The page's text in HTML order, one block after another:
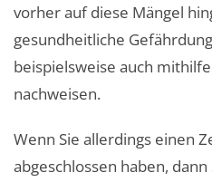
vorher auf diese Mängel
gesundheitliche
beispielsweise auch
nachweisen.
Wenn Sie allerdings einen
abgeschlossen haben, dann